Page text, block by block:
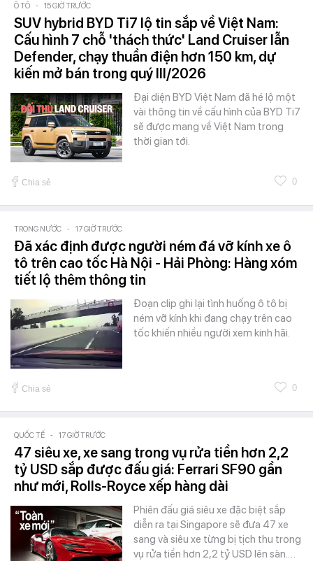
Ô TÔ - 15 GIỜ TRƯỚC
SUV hybrid BYD Ti7 lộ tin sắp về Việt Nam:
Cấu hình 7 chỗ 'thách thức' Land Cruiser lẫn
Defender, chạy thuần điện hơn 150 km, dự
kiến mở bán trong quý III/2026
Đại diện BYD Việt Nam đã hé lộ một
vài thông tin về cấu hình của BYD Ti7
sẽ được mang về Việt Nam trong
thời gian tới.
Chia sẻ 0
TRONG NƯỚC - 17 GIỜ TRƯỚC
Đã xác định được người ném đá vỡ kính xe ô
tô trên cao tốc Hà Nội - Hải Phòng: Hàng xóm
tiết lộ thêm thông tin
Đoạn clip ghi lại tình huống ô tô bị
ném vỡ kính khi đang chạy trên cao
tốc khiến nhiều người xem kinh hãi.
Chia sẻ 0
QUỐC TẾ - 17 GIỜ TRƯỚC
47 siêu xe, xe sang trong vụ rửa tiền hơn 2,2
tỷ USD sắp được đấu giá: Ferrari SF90 gần
như mới, Rolls-Royce xếp hàng dài
Phiên đấu giá siêu xe đặc biệt sắp
diễn ra tại Singapore sẽ đưa 47 xe
sang và siêu xe từng bị tịch thu trong
vụ rửa tiền hơn 2,2 tỷ USD lên sàn.…